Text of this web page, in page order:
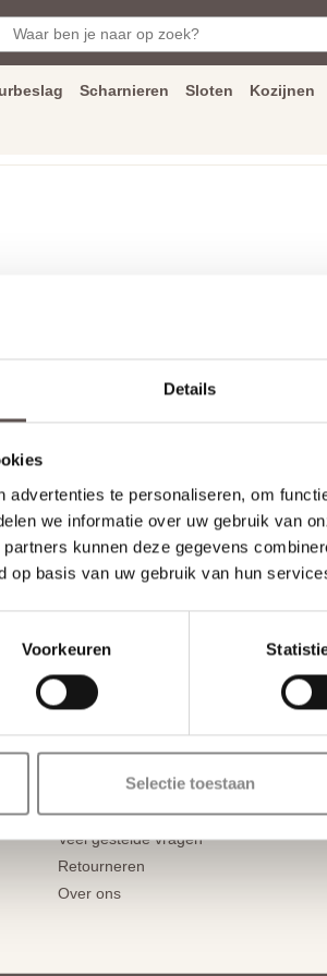
Details
advertenties te personaliseren, om
we informatie over uw gebruik van
kunnen deze gegevens
op basis van uw gebruik van hun
Voorkeuren
Selectie toestaan
Scharnieren Sloten Kozijnen
Ons team staat klaar om te
Klantenservice
Bezorgen of afhalen
Betaalmogelijkheden
Inmeet- en montageservice
Veel gestelde vragen
Retourneren
Over ons